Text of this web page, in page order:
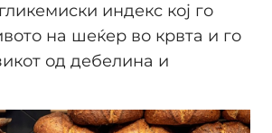
индекс кој го
на шеќер во крвта и го
од дебелина и